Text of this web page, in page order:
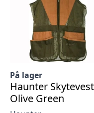
velges
produktsiden
På lager
Haunter Skytevest
Olive Green